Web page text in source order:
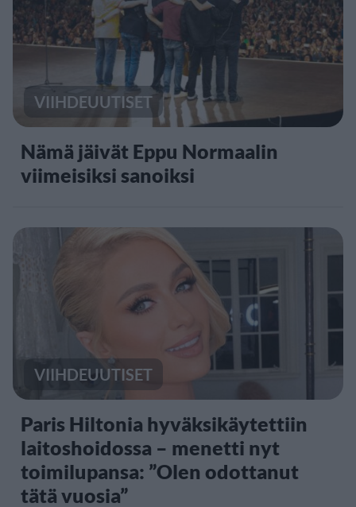
VIIHDEUUTISET
Nämä jäivät Eppu Normaalin
viimeisiksi sanoiksi
VIIHDEUUTISET
Paris Hiltonia hyväksikäytettiin
laitoshoidossa – menetti nyt
toimilupansa: ”Olen odottanut
tätä vuosia”